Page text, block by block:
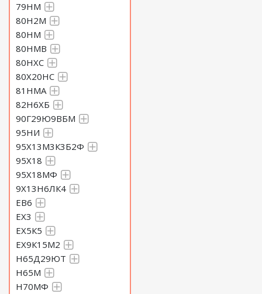
79НМ
80Н2М
80НМ
80НМВ
80НХС
80Х20НС
81НМА
82Н6ХБ
90Г29Ю9ВБМ
95НИ
95Х13М3К3Б2Ф
95Х18
95Х18МФ
9Х13Н6ЛК4
ЕВ6
ЕХ3
ЕХ5К5
ЕХ9К15М2
Н65Д29ЮТ
Н65М
Н70МФ